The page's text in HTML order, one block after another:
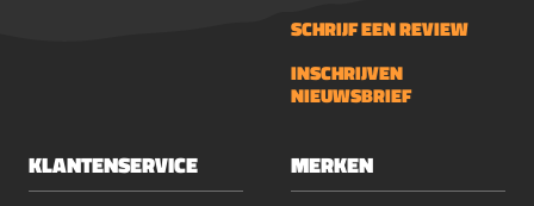
SCHRIJF EEN REVIEW
INSCHRIJVEN
NIEUWSBRIEF
KLANTENSERVICE MERKEN